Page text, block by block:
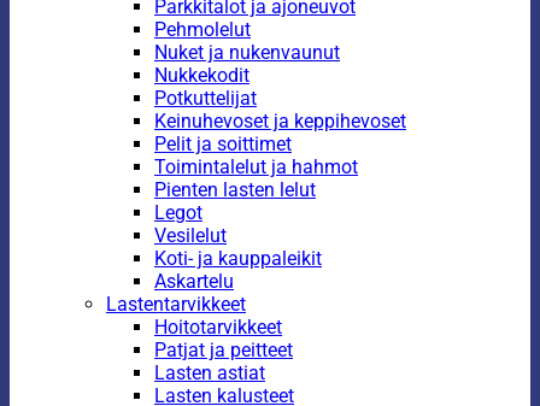
Parkkitalot ja ajoneuvot
Pehmolelut
Nuket ja nukenvaunut
Nukkekodit
Potkuttelijat
Keinuhevoset ja keppihevoset
Pelit ja soittimet
Toimintalelut ja hahmot
Pienten lasten lelut
Legot
Vesilelut
Koti- ja kauppaleikit
Askartelu
Lastentarvikkeet
Hoitotarvikkeet
Patjat ja peitteet
Lasten astiat
Lasten kalusteet